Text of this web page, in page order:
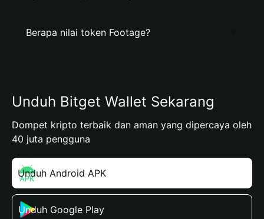
Berapa nilai token Footage?
Unduh Bitget Wallet Sekarang
Dompet kripto terbaik dan aman yang dipercaya oleh
40 juta pengguna
Unduh Android APK
Unduh Google Play